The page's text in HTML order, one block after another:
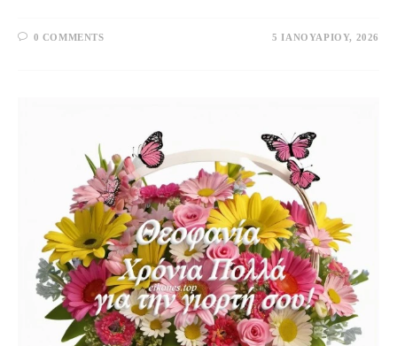
0 COMMENTS 5 ΙΑΝΟΥΑΡΊΟΥ, 2026